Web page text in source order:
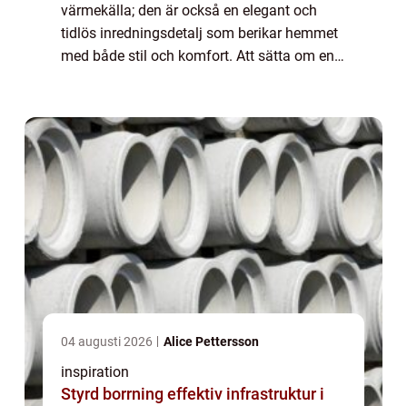
värmekälla; den är också en elegant och
tidlös inredningsdetalj som berikar hemmet
med både stil och komfort. Att sätta om en
04 augusti 2026 Alice Pettersson
inspiration
Styrd borrning effektiv infrastruktur i